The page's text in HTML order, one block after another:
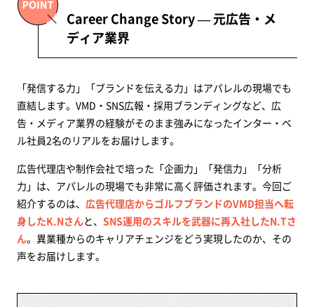
CASE 02｜他業界で磨いた「発信スキル」をアパレ
ルへ還元
広告・メディア経験者がアパレルで活きるスキル
まとめ
Career Change Story — 元広告・メ
ディア業界
「発信する力」「ブランドを伝える力」はアパレルの現場でも
直結します。VMD・SNS広報・採用ブランディングなど、広
告・メディア業界の経験がそのまま強みになったインター・ベ
ル社員2名のリアルをお届けします。
広告代理店や制作会社で培った「企画力」「発信力」「分析
力」は、アパレルの現場でも非常に高く評価されます。今回ご
紹介するのは、 広告代理店からゴルフブランドのVMD担当へ転
身したK.Nさんと、 SNS運用のスキルを武器に再入社したN.Tさ
ん。異業種からのキャリアチェンジをどう実現したのか、その
声をお届けします。